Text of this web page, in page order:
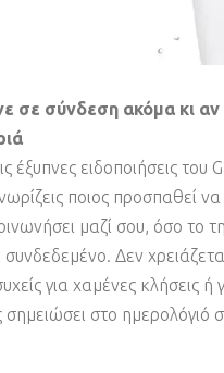
σε σύνδεση ακόμα κι αν
έξυπνες ειδοποιήσεις του
ποιος προσπαθεί να
μαζί σου, όσο το
συνδεδεμένο. Δεν
για χαμένες κλήσεις ή
σημειώσει στο ημερολόγιό